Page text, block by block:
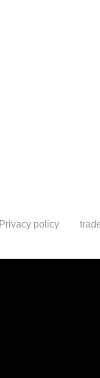
Privacy policy